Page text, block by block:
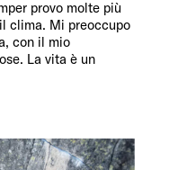
provo molte più
clima. Mi preoccupo
con il mio
La vita è un